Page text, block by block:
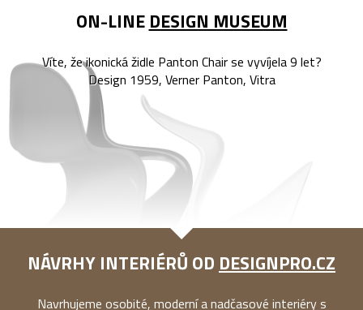
ON-LINE DESIGN MUSEUM
Víte, že ikonická židle Panton Chair se vyvíjela 9 let?
Design 1959, Verner Panton, Vitra
NÁVRHY INTERIÉRŮ OD DESIGNPRO.CZ
Navrhujeme osobité, moderní a nadčasové interiéry s